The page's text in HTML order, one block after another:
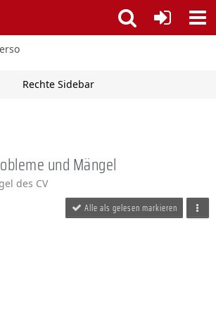
und Mängel
des CV
Alle als gelesen markieren